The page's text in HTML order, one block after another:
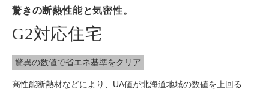
驚きの断熱性能と気密性。
G2対応住宅
驚異の数値で省エネ基準をクリア
高性能断熱材などにより、UA値が北海道地域の数値を上回る